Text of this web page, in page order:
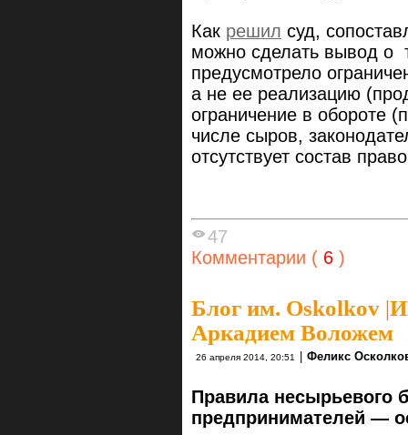
Как решил суд,
можно сделать вывод о
предусмотрело
а не ее реализацию
ограничение в обороте
числе сыров,
отсутствует состав
47
Комментарии ( 6 )
Блог им. Oskolkov |
Аркадием Воложем
26 апреля 2014, 20:51 | Феликс
Правила несырьевого
предпринимателей —